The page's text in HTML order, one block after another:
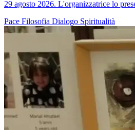
29 agosto 2026. L'organizzatrice lo
Pace Filosofia Dialogo Spiritualità